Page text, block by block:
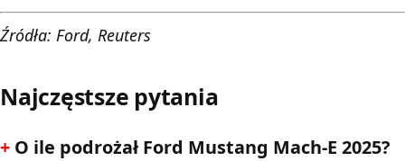
Źródła: Ford, Reuters
Najczęstsze pytania
O ile podrożał Ford Mustang Mach-E 2025?